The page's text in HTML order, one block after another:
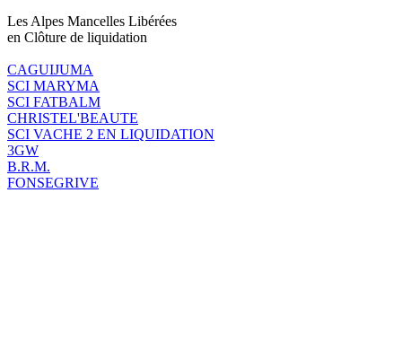
Les Alpes Mancelles Libérées
en Clôture de liquidation
CAGUIJUMA
SCI MARYMA
SCI FATBALM
CHRISTEL'BEAUTE
SCI VACHE 2 EN LIQUIDATION
3GW
B.R.M.
FONSEGRIVE